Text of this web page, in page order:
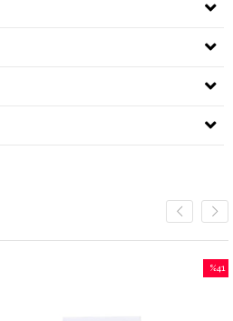
%41